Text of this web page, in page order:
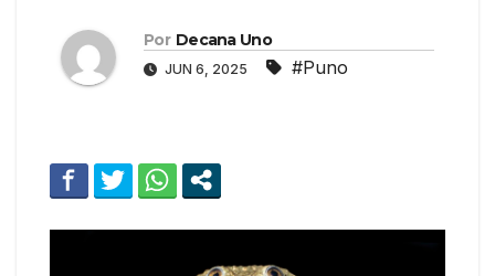
Por Decana Uno
JUN 6, 2025 #Puno